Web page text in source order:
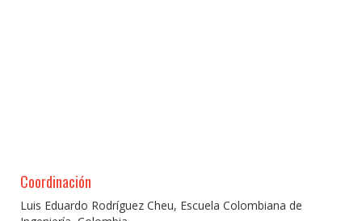
Coordinación
Luis Eduardo Rodríguez Cheu, Escuela Colombiana de